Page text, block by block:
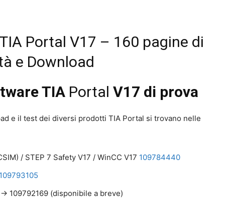
Portal V17 – 160 pagine di
e Download
TIA Portal V17 di prova
e il test dei diversi prodotti TIA Portal si trovano nelle
/ STEP 7 Safety V17 / WinCC V17 109784440
109793105
109792169 (disponibile a breve)